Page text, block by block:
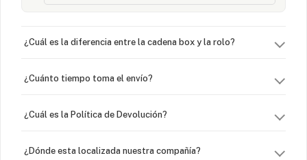
¿Cuál es la diferencia entre la cadena box y la rolo?
¿Cuánto tiempo toma el envío?
¿Cuál es la Política de Devolución?
¿Dónde esta localizada nuestra compañía?